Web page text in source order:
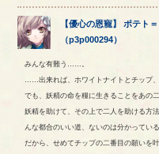
【優心の恩寵】 ポテト ＝
（p3p000294）
みんな有難う……。
……出来れば、ホワイトナイトとチップ
でも、妖精の命を糧に生きることをあの
妖精を助けて、その上で二人を助ける方
んな都合のいい道、ないのは分かってい
だから、せめてチップの二番目の願いを